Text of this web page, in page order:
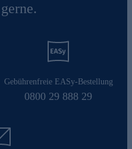
Gebührenfreie EASy-Bestellung
0800 29 888 29